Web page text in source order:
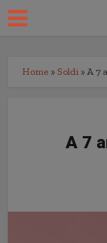
Home » Soldi »A 7
A 7